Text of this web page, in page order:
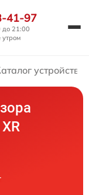
41-97
до 21:00
утром
устройств